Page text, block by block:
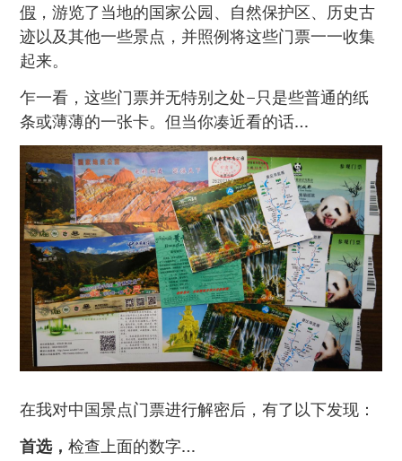
假 ，游览了当地的国家公园、自然保护区、历史古
迹以及其他一些景点，并照例将这些门票一一收集
起来。
乍一看，这些门票并无特别之处–只是些普通的纸
条或薄薄的一张卡。但当你凑近看的话…
在我对中国景点门票进行解密后，有了以下发现：
首选，检查上面的数字…